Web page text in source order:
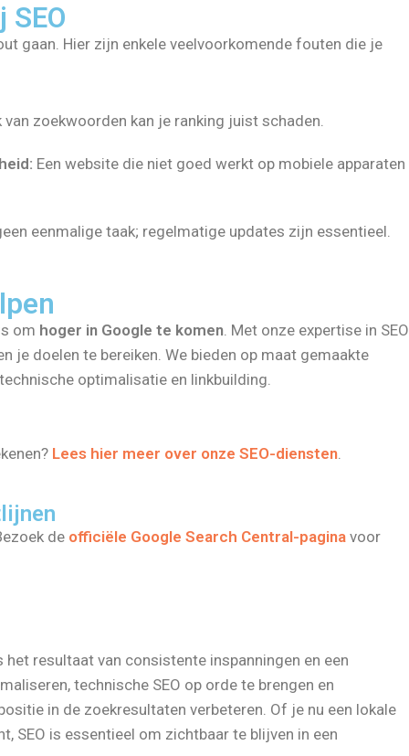
gaan. Hier zijn enkele veelvoorkomende fouten die je
van zoekwoorden kan je ranking juist schaden.
Een website die niet goed werkt op mobiele apparaten
eenmalige taak; regelmatige updates zijn essentieel.
om hoger in Google te komen. Met onze expertise in SEO
je doelen te bereiken. We bieden op maat gemaakte
optimalisatie en linkbuilding.
Lees hier meer over onze SEO-diensten.
de officiële Google Search Central-pagina voor
het resultaat van consistente inspanningen en een
technische SEO op orde te brengen en
in de zoekresultaten verbeteren. Of je nu een lokale
SEO is essentieel om zichtbaar te blijven in een